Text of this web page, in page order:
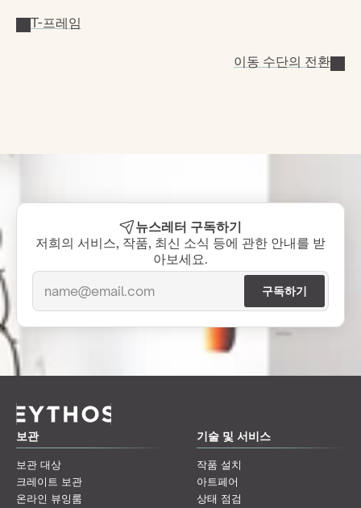
T-프레임
이동 수단의 전환
뉴스레터 구독하기
저희의 서비스, 작품, 최신 소식 등에 관한 안내를 받
아보세요.
보관
보관 대상
크레이트 보관
온라인 뷰잉룸
기술 및 서비스
작품 설치
아트페어
상태 점검